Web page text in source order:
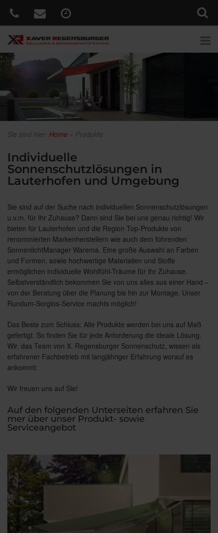
Sie sind hier: Home » Produkte
Individuelle
Sonnenschutzlösungen in
Lauterhofen und Umgebung
Sie sind auf der Suche nach individuellen Sonnenschutzlösungen
u.v.m. für Ihr Zuhause? Dann sind Sie bei uns genau richtig! Wir
bieten für Lauterhofen und die Region Top-Produkte von
renommierten Markenherstellern wie auch dem führenden
SonnenlichtManager Warema. Eine große Auswahl an Farben
und Formen, sowie hochwertige Materialien und Stoffe
ermöglichen individuelle Wohlfühl-Träume für Ihr Zuhause.
Selbstverständlich bekommen Sie von uns alles aus einer Hand –
von der Beratung über die Planung bis hin zur Montage. Unser
Rundum-Sorglos-Service machts möglich!
Das Beste zum Schluss: Alle Produkte werden bei uns auf Maß
gefertigt. So finden Sie für jede Anforderung die ideale Lösung.
Wir, das Team von X. Regensburger Sonnenschutz, wissen als
erfahrener Fachbetrieb mit langjähriger Erfahrung worauf es
ankommt.
Wir freuen uns auf Sie!
Auf den folgenden Unterseiten erfahren Sie
mer über unser Produkt- sowie
Serviceangebot